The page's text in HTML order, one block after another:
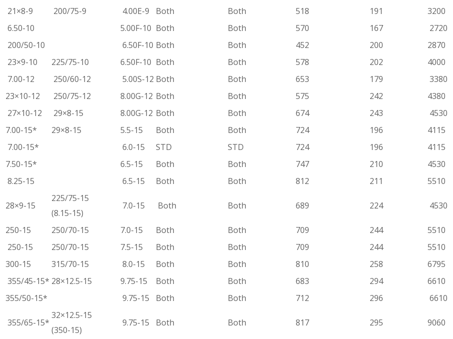
21×8-9
200/75-9 4.00E-9 Both Both 518 191 3200
6.50-10
5.00F-10 Both Both 570 167 2720
200/50-10
6.50F-10 Both Both 452 200 2870
23×9-10
225/75-10 6.50F-10 Both Both 578 202 4000
7.00-12
250/60-12 5.00S-12 Both Both 653 179 3380
23×10-12
250/75-12 8.00G-12 Both Both 575 242 4380
27×10-12
29×8-15 8.00G-12 Both Both 674 243 4530
7.00-15*
29×8-15 5.5-15 Both Both 724 196 4115
7.00-15*
6.0-15 STD STD 724 196 4115
7.50-15*
6.5-15 Both Both 747 210 4530
8.25-15
6.5-15 Both Both 812 211 5510
28×9-15
225/75-15
(8.15-15)
7.0-15 Both Both 689 224 4530
250-15 250/70-15 7.0-15 Both Both 709 244 5510
250-15
250/70-15 7.5-15 Both Both 709 244 5510
300-15
315/70-15 8.0-15 Both Both 810 258 6795
355/45-15* 28×12.5-15 9.75-15 Both Both 683 294 6610
355/50-15*
9.75-15 Both Both 712 296 6610
355/65-15*
32×12.5-15
(350-15)
9.75-15 Both Both 817 295 9060